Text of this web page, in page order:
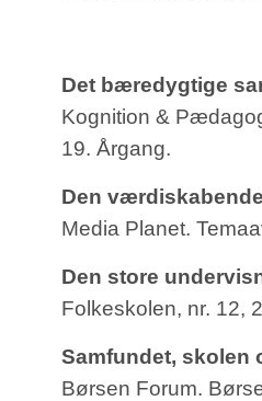
Det bæredygtige
Kognition &
19. Årgang.
Den
Media Planet.
Den store
Folkeskolen, nr. 12,
Samfundet, skolen
Børsen Forum.